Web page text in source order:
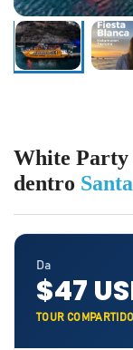
White Party
dentro
Da
$47
TOUR COMPARTIDO